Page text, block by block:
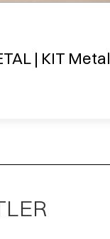
| KIT Metal